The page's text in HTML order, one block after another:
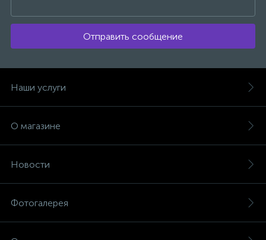
Отправить сообщение
Наши услуги
О магазине
Новости
Фотогалерея